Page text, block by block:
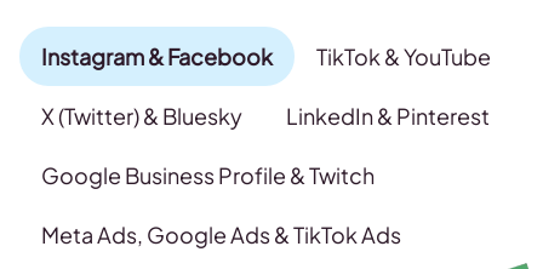
Instagram & Facebook TikTok & YouTube
X (Twitter) & Bluesky LinkedIn & Pinterest
Google Business Profile & Twitch
Meta Ads, Google Ads & TikTok Ads